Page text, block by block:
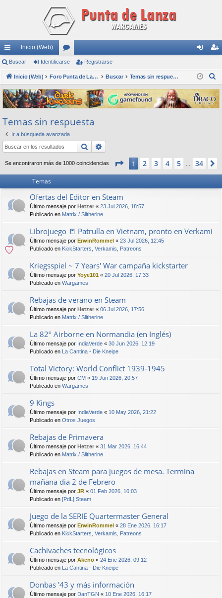
nl
ac
es
rá
pi
do
s
Inicio (Web)
or
os nti
fic
ar
ist
ra
rs
Buscar Identificarse Registrarse
Inicio (Web) Foro Punta de Lanza Wargames Buscar Temas sin respuesta
s
c
Temas sin respuesta
Ir a búsqueda avanzada
Buscar
Se encontraron más de 1000 coincidencias Página de 34
1 2 3 4 5 34
Temas
Ofertas del Editor en Steam
Último mensaje por Hetzer « 23 Jul 2026, 18:57
Publicado en Matrix / Slitherine
Librojuego 📒 Patrulla en Vietnam, pronto en Verkami
Último mensaje por ErwinRommel « 23 Jul 2026, 12:45
Publicado en KickStarters, Verkamis, Patreons
Kriegsspiel ~ 7 Years' War campaña kickstarter
Último mensaje por Yoye101 « 20 Jul 2026, 17:33
Publicado en Wargames
Rebajas de verano en Steam
Último mensaje por Hetzer « 06 Jul 2026, 17:56
Publicado en Matrix / Slitherine
La 82º Airborne en Normandia (en Inglés)
Último mensaje por IndiaVerde « 30 Jun 2026, 12:19
Publicado en La Cantina - Die Kneipe
Total Victory: World Conflict 1939-1945
Último mensaje por CM « 19 Jun 2026, 20:57
Publicado en Wargames
9 Kings
Último mensaje por IndiaVerde « 10 May 2026, 21:22
Publicado en Otros Juegos
Rebajas de Primavera
Último mensaje por Hetzer « 31 Mar 2026, 16:44
Publicado en Matrix / Slitherine
Rebajas en Steam para juegos de mesa. Termina
mañana dia 2 de Febrero
Último mensaje por JR « 01 Feb 2026, 10:03
Publicado en [PdL] Steam
Juego de la SERIE Quartermaster General
Último mensaje por ErwinRommel « 28 Ene 2026, 16:17
Publicado en KickStarters, Verkamis, Patreons
Cachivaches tecnológicos
Último mensaje por Akeno « 24 Ene 2026, 09:12
Publicado en La Cantina - Die Kneipe
Donbas '43 y más información
Último mensaje por DanTGN « 10 Ene 2026, 16:17